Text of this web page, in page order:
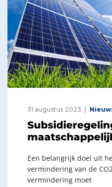
31 augustus 2023
Een belangrijk doel uit
vermindering van de
vermindering moet